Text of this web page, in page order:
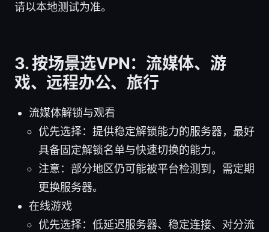
请以本地测试为准。
3. 按场景选VPN：流媒体、游
戏、远程办公、旅行
流媒体解锁与观看
优先选择：提供稳定解锁能力的服务器，最好
具备固定解锁名单与快速切换的能力。
注意：部分地区仍可能被平台检测到，需定期
更换服务器。
在线游戏
优先选择：低延迟服务器、稳定连接、对分流